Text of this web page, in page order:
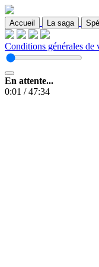
Accueil La saga
Conditions générales de
En attente...
0:01 /47:34